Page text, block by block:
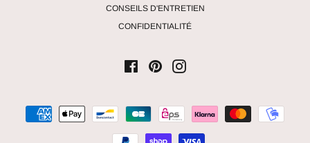
CONSEILS D'ENTRETIEN
CONFIDENTIALITÉ
FacebookPinterestInstagram
Moyens
de
paiement